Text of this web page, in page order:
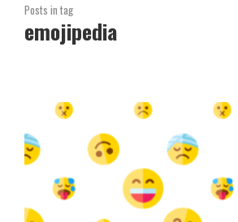
Posts in tag
emojipedia